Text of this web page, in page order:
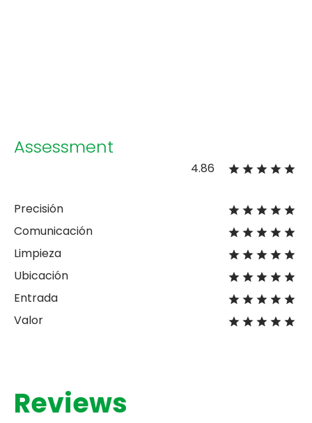
Assessment
4.86
Precisión
Comunicación
Limpieza
Ubicación
Entrada
Valor
Reviews